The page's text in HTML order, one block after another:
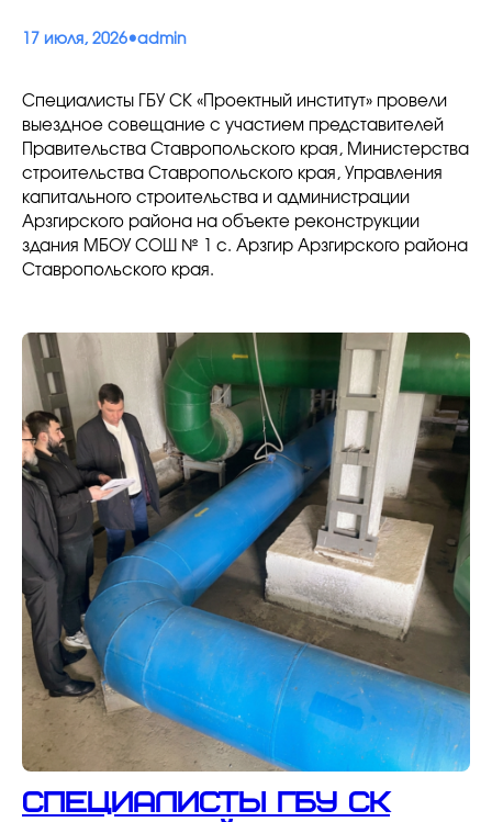
17 июля, 2026•admin
Специалисты ГБУ СК «Проектный институт» провели
выездное совещание с участием представителей
Правительства Ставропольского края, Министерства
строительства Ставропольского края, Управления
капитального строительства и администрации
Арзгирского района на объекте реконструкции
здания МБОУ СОШ № 1 с. Арзгир Арзгирского района
Ставропольского края.
Специалисты ГБУ СК